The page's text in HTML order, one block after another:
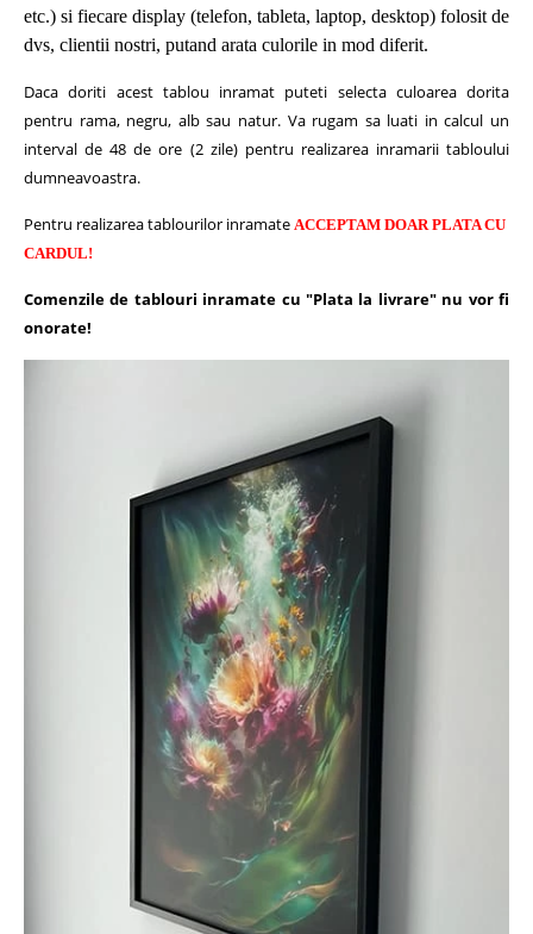
etc.) si fiecare display (telefon, tableta, laptop, desktop) folosit de
dvs, clientii nostri, putand arata culorile in mod diferit.
Daca doriti acest tablou inramat puteti selecta culoarea dorita
pentru rama, negru, alb sau natur. Va rugam sa luati in calcul un
interval de 48 de ore (2 zile) pentru realizarea inramarii tabloului
dumneavoastra.
Pentru realizarea tablourilor inramate ACCEPTAM DOAR PLATA CU
CARDUL!
Comenzile de tablouri inramate cu "Plata la livrare" nu vor fi
onorate!